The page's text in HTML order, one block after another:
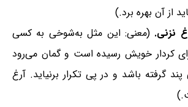
از آن بهره برد.)
نزنی. (معنی: این مثل به‌شوخی به کسی
کردار خویش رسیده است و گمان می‌رود
پند گرفته باشد و در پی تکرار برنیاید. آرغ